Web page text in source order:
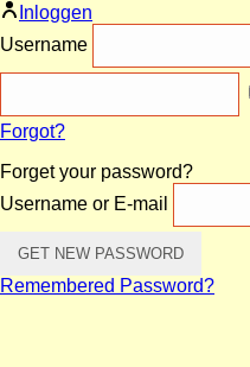
Inloggen
Username
Forgot?
Forget your password?
Username or E-mail
Remembered Password?